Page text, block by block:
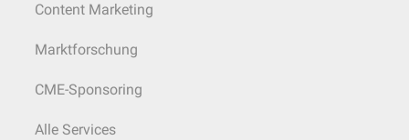
Content Marketing
Marktforschung
CME-Sponsoring
Alle Services